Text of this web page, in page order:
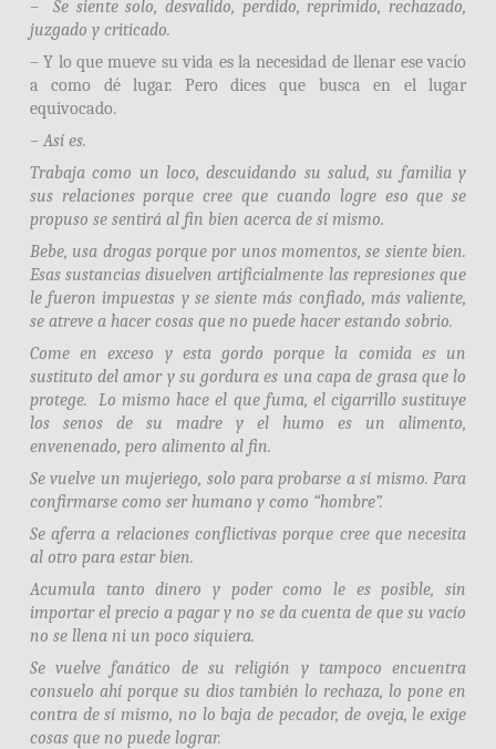
– Se siente solo, desvalido, perdido, reprimido, rechazado,
juzgado y criticado.
– Y lo que mueve su vida es la necesidad de llenar ese vacío
a como dé lugar. Pero dices que busca en el lugar
equivocado.
– Así es.
Trabaja como un loco, descuidando su salud, su familia y
sus relaciones porque cree que cuando logre eso que se
propuso se sentirá al fin bien acerca de sí mismo.
Bebe, usa drogas porque por unos momentos, se siente bien.
Esas sustancias disuelven artificialmente las represiones que
le fueron impuestas y se siente más confiado, más valiente,
se atreve a hacer cosas que no puede hacer estando sobrio.
Come en exceso y esta gordo porque la comida es un
sustituto del amor y su gordura es una capa de grasa que lo
protege. Lo mismo hace el que fuma, el cigarrillo sustituye
los senos de su madre y el humo es un alimento,
envenenado, pero alimento al fin.
Se vuelve un mujeriego, solo para probarse a sí mismo. Para
confirmarse como ser humano y como “hombre”.
Se aferra a relaciones conflictivas porque cree que necesita
al otro para estar bien.
Acumula tanto dinero y poder como le es posible, sin
importar el precio a pagar y no se da cuenta de que su vacío
no se llena ni un poco siquiera.
Se vuelve fanático de su religión y tampoco encuentra
consuelo ahí porque su dios también lo rechaza, lo pone en
contra de sí mismo, no lo baja de pecador, de oveja, le exige
cosas que no puede lograr.